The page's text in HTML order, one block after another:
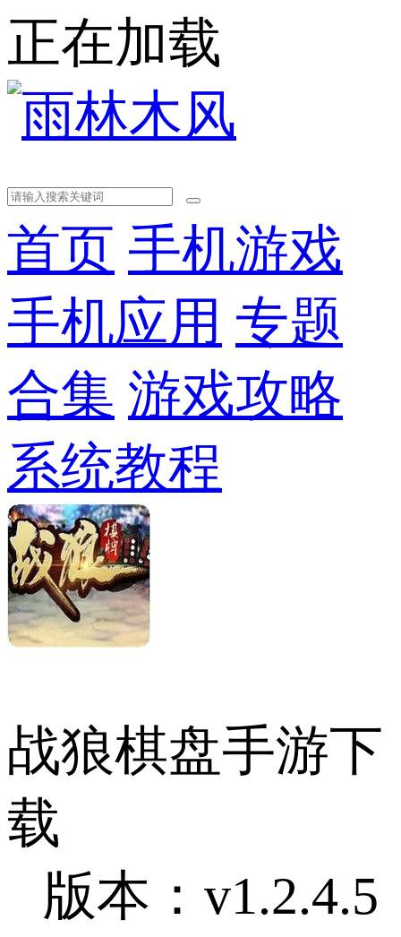
正在加载
首页 手机游戏
手机应用 专题
合集 游戏攻略
系统教程
战狼棋盘手游下
载
版本：v1.2.4.5